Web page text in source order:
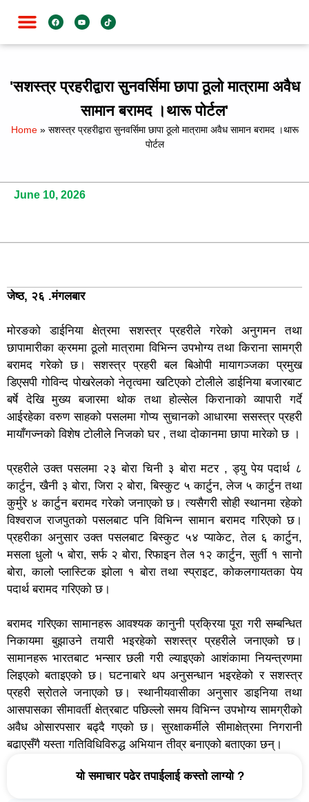
'सशस्त्र प्रहरीद्वारा सुनवर्सिमा छापा ठूलो मात्रामा अवैध
सामान बरामद ।थारू पाेर्टल'
Home» सशस्त्र प्रहरीद्वारा सुनवर्सिमा छापा ठूलो मात्रामा अवैध सामान बरामद ।थारू
पाेर्टल
June 10, 2026
जेष्ठ, २६ .मंगलबार
मोरङको डाईनिया क्षेत्रमा सशस्त्र प्रहरीले गरेको अनुगमन तथा
छापामारीका क्रममा ठूलो मात्रामा विभिन्न उपभोग्य तथा किराना सामग्री
बरामद गरेको छ। सशस्त्र प्रहरी बल बिओपी मायागञ्जका प्रमुख
डिएसपी गोविन्द पोखरेलको नेतृत्वमा खटिएको टोलीले डाईनिया बजारबाट
बर्षे देखि मुख्य बजारमा थाेक तथा हाेल्सेल किरानाकाे व्यापारी गर्दे
आईरहेका वरुण साहको पसलमा गाेप्य सुचानकाे आधारमा ससस्त्र प्रहरी
मायाँगज्नकाे विशेष टाेलीले निजकाे घर , तथा दाेकानमा छापा मारेको छ ।
प्रहरीले उक्त पसलमा २३ बाेरा चिनी ३ बाेरा मटर , ड्यु पेय पदार्थ ८
कार्टुन, खैनी ३ बोरा, जिरा २ बोरा, बिस्कुट ५ कार्टुन, लेज ५ कार्टुन तथा
कुर्मुरे ४ कार्टुन बरामद गरेको जनाएको छ। त्यसैगरी सोही स्थानमा रहेको
विश्वराज राजपुतको पसलबाट पनि विभिन्न सामान बरामद गरिएको छ।
प्रहरीका अनुसार उक्त पसलबाट बिस्कुट ५४ प्याकेट, तेल ६ कार्टुन,
मसला धुलो ५ बोरा, सर्फ २ बोरा, रिफाइन तेल १२ कार्टुन, सुर्ती १ सानो
बोरा, कालो प्लास्टिक झोला १ बोरा तथा स्प्राइट, कोकलगायतका पेय
पदार्थ बरामद गरिएको छ।
बरामद गरिएका सामानहरू आवश्यक कानुनी प्रक्रिया पूरा गरी सम्बन्धित
निकायमा बुझाउने तयारी भइरहेको सशस्त्र प्रहरीले जनाएको छ।
सामानहरू भारतबाट भन्सार छली गरी ल्याइएको आशंकामा नियन्त्रणमा
लिइएको बताइएको छ। घटनाबारे थप अनुसन्धान भइरहेको र सशस्त्र
प्रहरी स्रोतले जनाएको छ। स्थानीयवासीका अनुसार डाइनिया तथा
आसपासका सीमावर्ती क्षेत्रबाट पछिल्लो समय विभिन्न उपभोग्य सामग्रीको
अवैध ओसारपसार बढ्दै गएको छ। सुरक्षाकर्मीले सीमाक्षेत्रमा निगरानी
बढाएसँगै यस्ता गतिविधिविरुद्ध अभियान तीव्र बनाएको बताएका छन्।
यो समाचार पढेर तपाईलाई कस्तो लाग्यो ?